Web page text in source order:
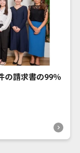
の請求書の99％